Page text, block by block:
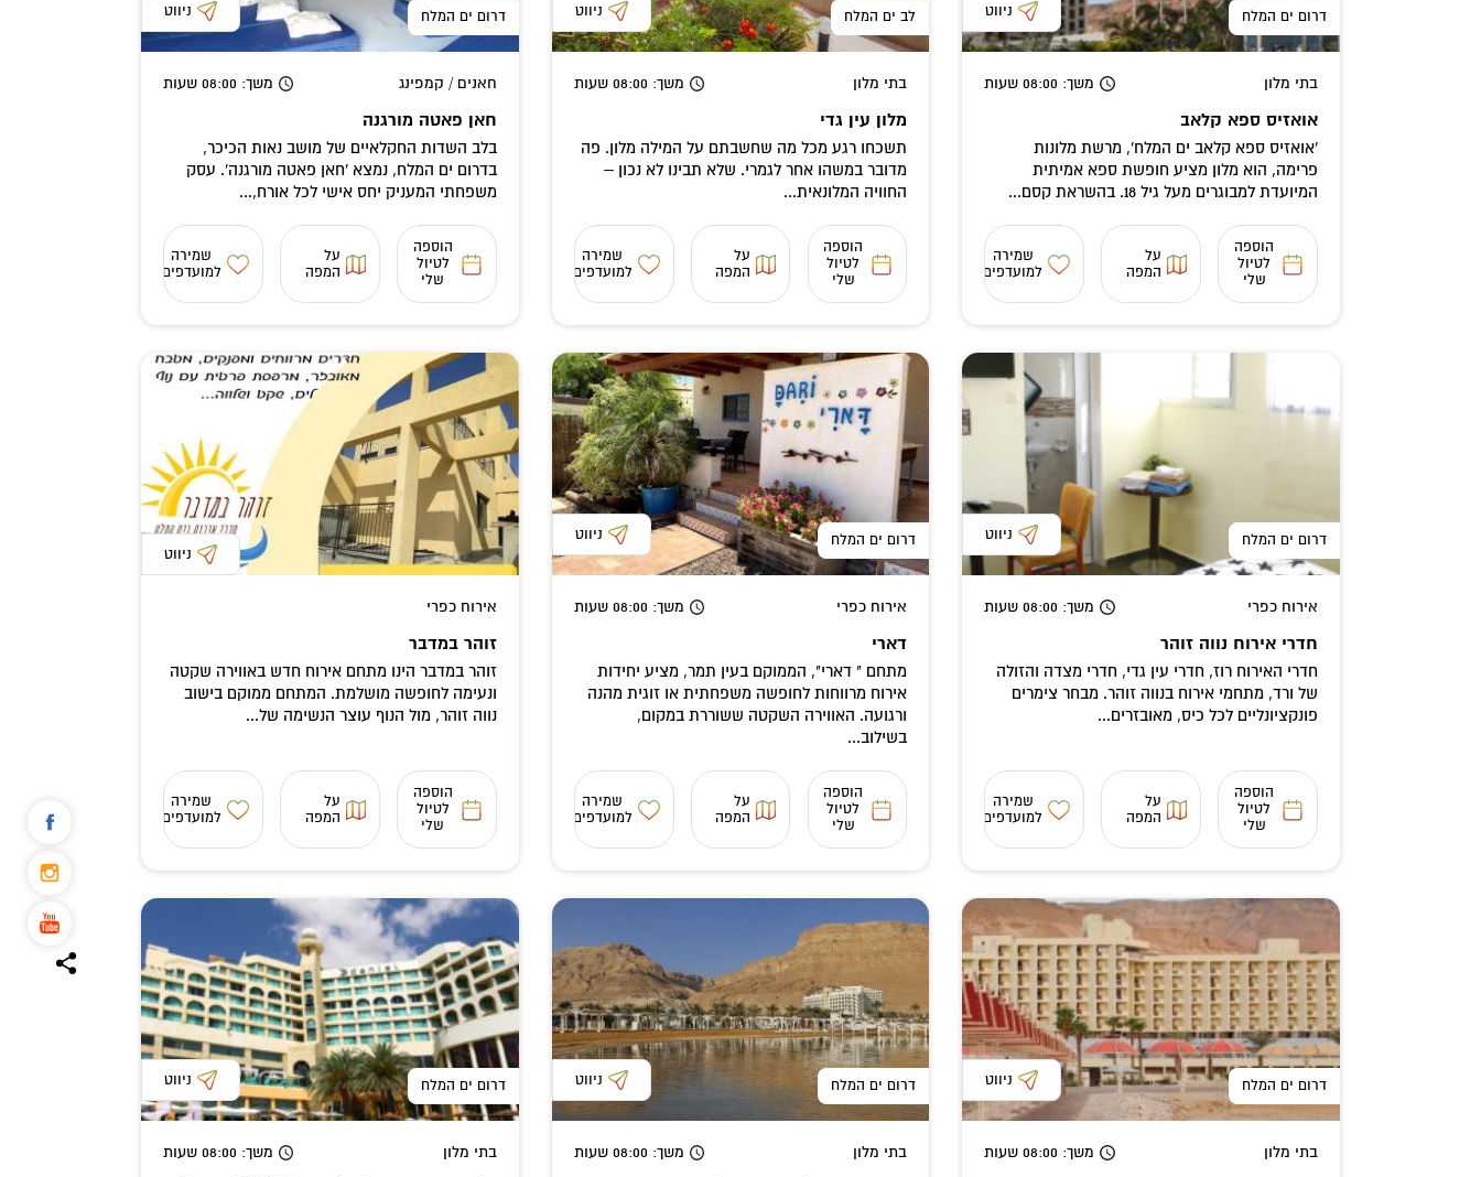
דרום ים המלח ניווט
בתי מלון משך: 08:00 שעות
אואזיס ספא קלאב
'אואזיס ספא קלאב ים המלח', מרשת מלונות
פרימה, הוא מלון מציע חופשת ספא אמיתית
המיועדת למבוגרים מעל גיל 18. בהשראת קסם...
הוספה
לטיול
שלי
על
המפה
שמירה
למועדפים
לב ים המלח ניווט
בתי מלון משך: 08:00 שעות
מלון עין גדי
תשכחו רגע מכל מה שחשבתם על המילה מלון. פה
מדובר במשהו אחר לגמרי. שלא תבינו לא נכון –
החוויה המלונאית...
הוספה
לטיול
שלי
על
המפה
שמירה
למועדפים
דרום ים המלח ניווט
חאנים / קמפינג משך: 08:00 שעות
חאן פאטה מורגנה
בלב השדות החקלאיים של מושב נאות הכיכר,
בדרום ים המלח, נמצא 'חאן פאטה מורגנה'. עסק
משפחתי המעניק יחס אישי לכל אורח,...
הוספה
לטיול
שלי
על
המפה
שמירה
למועדפים
דרום ים המלח ניווט
אירוח כפרי משך: 08:00 שעות
חדרי אירוח נווה זוהר
חדרי האירוח רוז, חדרי עין גדי, חדרי מצדה והזולה
של ורד, מתחמי אירוח בנווה זוהר. מבחר צימרים
פונקציונליים לכל כיס, מאובזרים...
הוספה
לטיול
שלי
על
המפה
שמירה
למועדפים
דרום ים המלח ניווט
אירוח כפרי משך: 08:00 שעות
דארי
מתחם " דארי", הממוקם בעין תמר, מציע יחידות
אירוח מרווחות לחופשה משפחתית או זוגית מהנה
ורגועה. האווירה השקטה ששוררת במקום,
בשילוב...
הוספה
לטיול
שלי
על
המפה
שמירה
למועדפים
ניווט
אירוח כפרי
זוהר במדבר
זוהר במדבר הינו מתחם אירוח חדש באווירה שקטה
ונעימה לחופשה מושלמת. המתחם ממוקם בישוב
נווה זוהר, מול הנוף עוצר הנשימה של...
הוספה
לטיול
שלי
על
המפה
שמירה
למועדפים
דרום ים המלח ניווט
בתי מלון משך: 08:00 שעות
דרום ים המלח ניווט
בתי מלון משך: 08:00 שעות
דרום ים המלח ניווט
בתי מלון משך: 08:00 שעות